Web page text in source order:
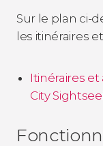
Sur le plan ci-
les itinéraires
Itinéraires
City